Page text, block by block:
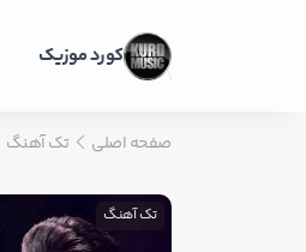
کورد موزیک
صفحه اصلی تک آهنگ
تک آهنگ